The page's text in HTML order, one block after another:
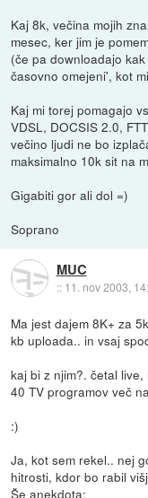
Kaj 8k, večina mojih
mesec, ker jim je
(če pa downloadajo
časovno omejeni', kot
Kaj mi torej pomagajo
VDSL, DOCSIS 2.0,
večino ljudi ne bo
maksimalno 10k sit na
Gigabiti gor ali dol =)
Soprano
MUC
:: 11. nov 2003,
Ma jest dajem 8K+ za
kb uploada.. in vsaj
kaj bi z njim?. četal
40 TV programov več
:)
Ja, kot sem rekel.. nej
hitrosti, kdor bo rabil
Še anekdota: